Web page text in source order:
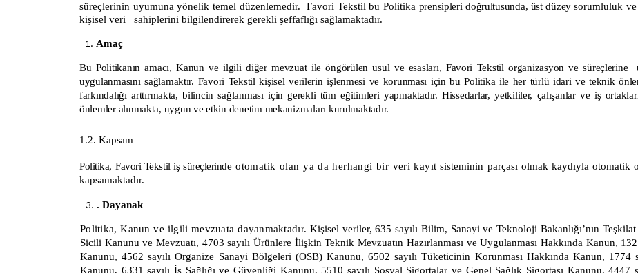
süreçlerinin uyumuna yönelik temel düzenlemedir. Favori Tekstil bu Politika prensipleri doğrultusunda, üst düzeysorumluluk
kişisel veri sahiplerini bilgilendirerek gerekli şeffaflığı sağlamaktadır.
Amaç
Bu Politikanın amacı, Kanun ve ilgili diğer mevzuat ile öngörülen usul ve esasları, Favori Tekstil organizasyon ve süreçlerine
uygulanmasını sağlamaktır. Favori Tekstil kişisel verilerin işlenmesi ve korunması için bu Politika ile her türlü idari ve teknik
farkındalığı arttırmakta, bilincin sağlanması için gerekli tüm eğitimleri yapmaktadır. Hissedarlar, yetkililer, çalışanlar ve iş
önlemler alınmakta, uygun ve etkin denetim mekanizmaları kurulmaktadır.
1.2. Kapsam
Politika, Favori Tekstil iş süreçlerinde otomatik olan ya da herhangi bir veri kayıt sisteminin parçası olmak kaydıyla
kapsamaktadır.
. Dayanak
Politika,Kanun ve ilgili mevzuata dayanmaktadır. Kişisel veriler, 635 sayılı Bilim, Sanayi ve Teknoloji Bakanlığı’nın
Sicili Kanunu ve Mevzuatı, 4703 sayılı Ürünlere İlişkin Teknik Mevzuatın Hazırlanması ve Uygulanması Hakkında Kanun,
Kanunu, 4562 sayılı Organize Sanayi Bölgeleri (OSB) Kanunu, 6502 sayılı Tüketicinin Korunması Hakkında Kanun,
Kanunu, 6331 sayılı İş Sağlığı ve Güvenliği Kanunu, 5510 sayılı Sosyal Sigortalar ve Genel Sağlık Sigortası Kanunu, 4447